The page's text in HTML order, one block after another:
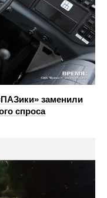
заменили
спроса